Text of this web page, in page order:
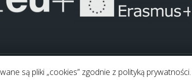
Pliki "cookies" Mapa strony
są pliki „cookies” zgodnie z polityką prywatności.